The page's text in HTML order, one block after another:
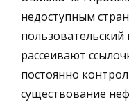
недоступным
рассеивают
постоянно
существование